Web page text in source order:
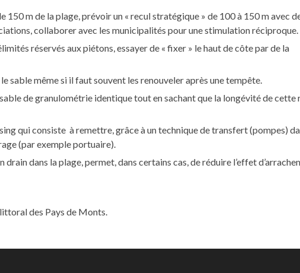
150 m de la plage, prévoir un « recul stratégique » de 100 à 150 m avec
collaborer avec les municipalités pour une stimulation réciproque.
réservés aux piétons, essayer de « fixer » le haut de côte par de la
sable même si il faut souvent les renouveler après une tempête.
de granulométrie identique tout en sachant que la longévité de cette
qui consiste à remettre, grâce à un technique de transfert (pompes)
(par exemple portuaire).
dans la plage, permet, dans certains cas, de réduire l’effet
des Pays de Monts.